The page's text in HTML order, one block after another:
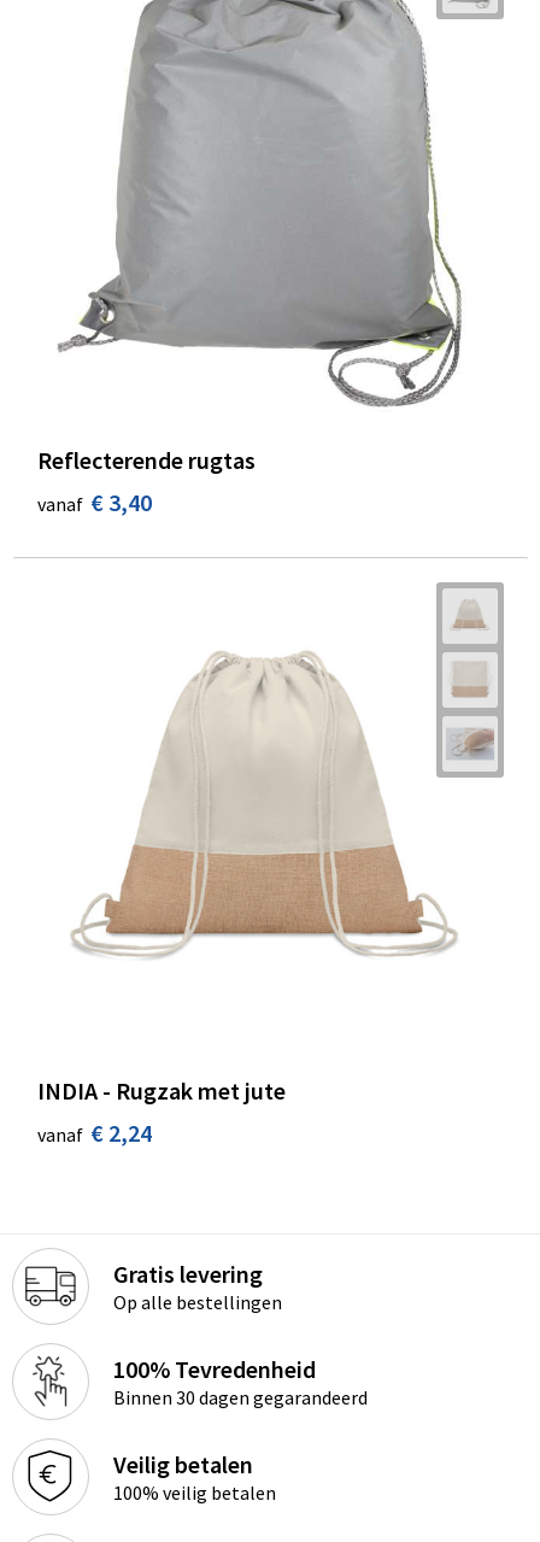
Reflecterende rugtas
vanaf € 3,40
INDIA - Rugzak met jute
vanaf € 2,24
Gratis levering
Op alle bestellingen
100% Tevredenheid
Binnen 30 dagen gegarandeerd
Veilig betalen
100% veilig betalen